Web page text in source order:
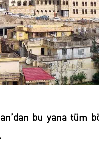
bu yana tüm